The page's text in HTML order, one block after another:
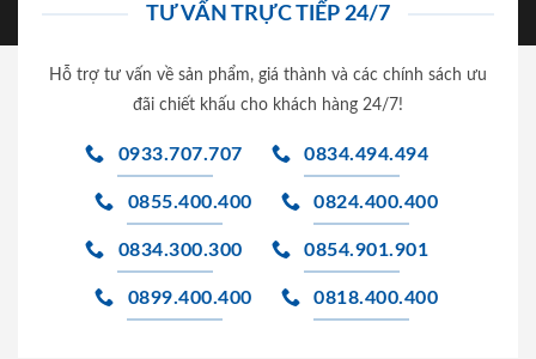
TƯ VẤN TRỰC TIẾP 24/7
Hỗ trợ tư vấn về sản phẩm, giá thành và các chính sách ưu
đãi chiết khấu cho khách hàng 24/7!
0933.707.707 0834.494.494
0855.400.400 0824.400.400
0834.300.300 0854.901.901
0899.400.400 0818.400.400